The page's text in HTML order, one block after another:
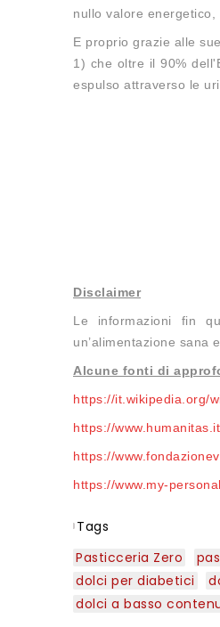
nullo valore energetico,
E proprio grazie alle
1) che oltre il 90%
espulso attraverso le
Disclaimer
Le informazioni fin
un’alimentazione sana
Alcune fonti di
https://it.wikipedia.org/
https://
https://
https://www.my-
Tags
Pasticceria Zero
dolci per diabetici
dolci a basso